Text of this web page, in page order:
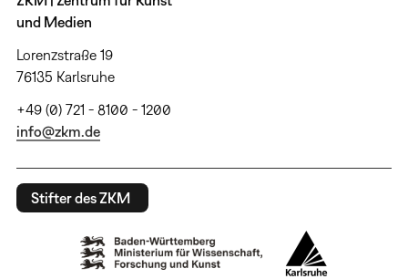
und Medien
Lorenzstraße 19
76135 Karlsruhe
+49 (0) 721 - 8100 - 1200
info@zkm.de
Stifter des ZKM